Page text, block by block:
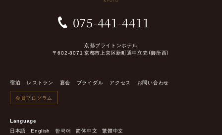
075-441-4411
京都ブライトンホテル
〒602-8071 京都市上京区新町通中立売（御所西）
宿泊 レストラン 宴会 ブライダル アクセス お問い合わせ
会員プログラム
Language
日本語
English 한국어 简体中文 繁體中文